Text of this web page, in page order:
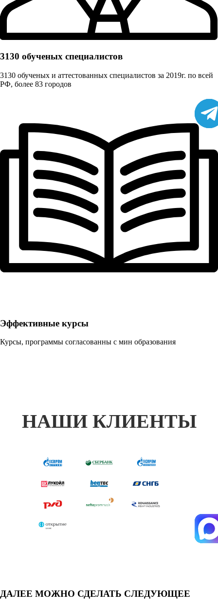
3130 обученых cпециалистов
3130 обученых и аттестованных специалистов за 2019г. по всей
РФ, более 83 городов
Эффективные курсы
Курсы, программы согласованны с мин образования
НАШИ КЛИЕНТЫ
ДАЛЕЕ МОЖНО СДЕЛАТЬ СЛЕДУЮЩЕЕ